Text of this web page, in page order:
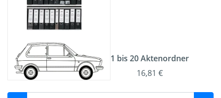
1 bis 20 Aktenordner
16,81 €